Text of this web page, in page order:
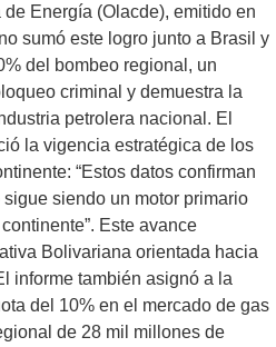
Energía (Olacde), emitido en
sumó este logro junto a Brasil y
del bombeo regional, un
criminal y demuestra la
petrolera nacional. El
la vigencia estratégica de los
“Estos datos confirman
siendo un motor primario
Este avance
Bolivariana orientada hacia
informe también asignó a la
del 10% en el mercado de gas
de 28 mil millones de